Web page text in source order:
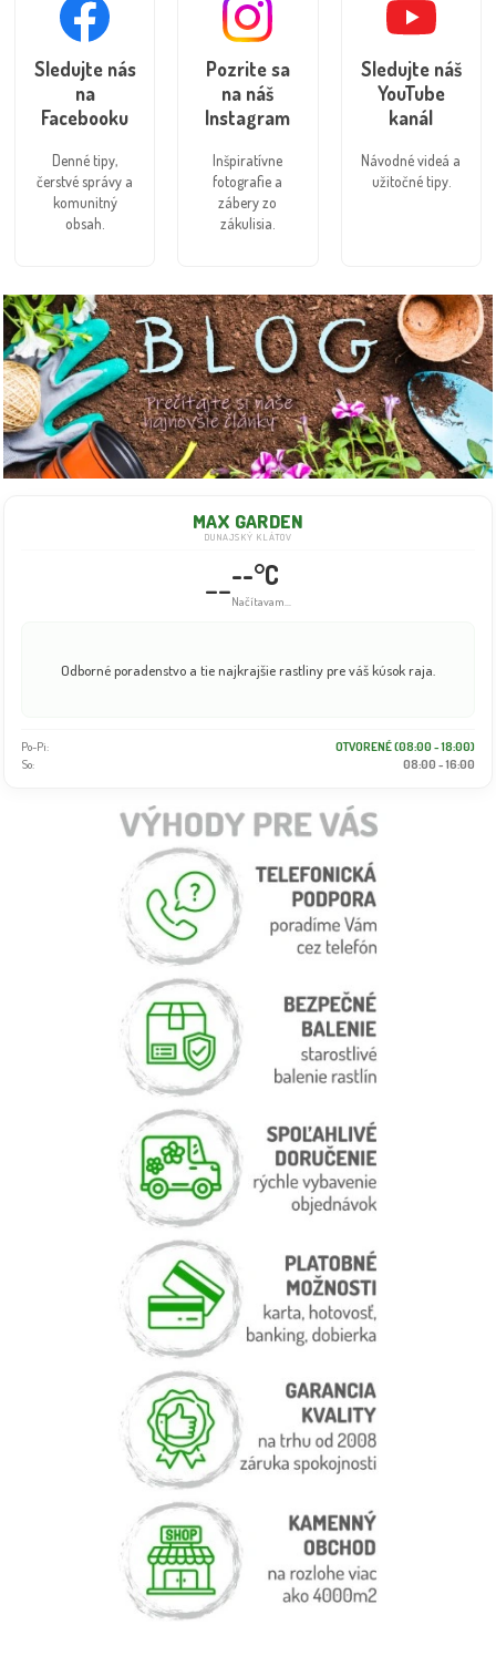
MAX GARDEN
DUNAJSKÝ KLÁTOV
----°C
Načítavam...
Odborné poradenstvo a tie najkrajšie rastliny pre váš kúsok raja.
Po-Pi:
OTVORENÉ (08:00 - 18:00)
So:
08:00 - 16:00
Sledujte nás
na
Facebooku
Denné tipy,
čerstvé správy a
komunitný
obsah.
Pozrite sa
na náš
Instagram
Inšpiratívne
fotografie a
zábery zo
zákulisia.
Sledujte náš
YouTube
kanál
Návodné videá a
užitočné tipy.